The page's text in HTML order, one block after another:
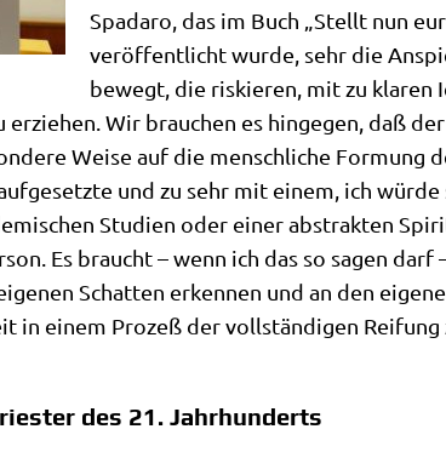
Spa­da­ro, das im Buch „Stellt nun
ver­öf­fent­licht wur­de, sehr die
bewegt, die ris­kie­ren, mit zu
Wir brau­chen es hin­ge­gen, daß
Wei­se auf die mensch­li­che For­mung
und zu sehr mit einem, ich
Stu­di­en oder einer abstrak­ten
Es braucht – wenn ich das so sagen
Schat­ten erken­nen und an den
in einem Pro­zeß der voll­stän­di­gen
des 21. Jahrhunderts